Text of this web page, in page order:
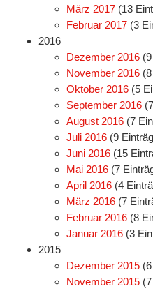
März 2017 (13
Februar 2017 (3
2016
Dezember 2016
November 2016
Oktober 2016 (5
September 2016
August 2016 (7
Juli 2016 (9
Juni 2016 (15
Mai 2016 (7
April 2016 (4
März 2016 (7
Februar 2016 (8
Januar 2016 (3
2015
Dezember 2015
November 2015